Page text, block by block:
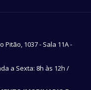
Pitão, 1037 - Sala 11A -
a Sexta: 8h às 12h /